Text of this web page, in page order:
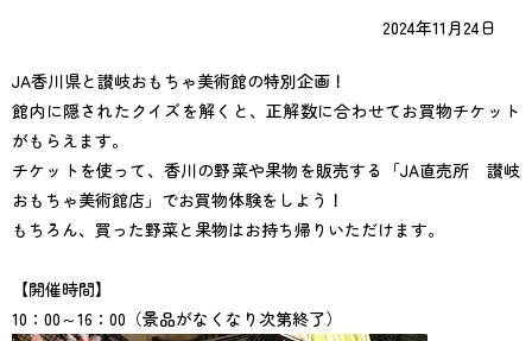
2024年11月24日
JA香川県と讃岐おもちゃ美術館の特別企画！
館内に隠されたクイズを解くと、正解数に合わせてお買物チケット
がもらえます。
チケットを使って、香川の野菜や果物を販売する「JA直売所 讃岐
おもちゃ美術館店」でお買物体験をしよう！
もちろん、買った野菜と果物はお持ち帰りいただけます。
【開催時間】
10：00～16：00（景品がなくなり次第終了）